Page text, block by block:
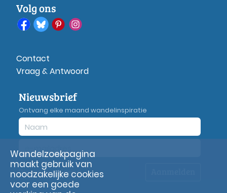
Volg ons
Contact
Vraag & Antwoord
Nieuwsbrief
Ontvang elke maand wandelinspiratie
Privacyverklaring
Wandelzoekpagina
maakt gebruik van
noodzakelijke cookies
voor een goede